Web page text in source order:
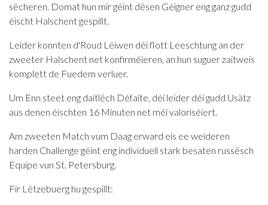
sëcheren. Domat hun mir géint dësen Géigner eng ganz gudd
éischt Halschent gespillt.
Leider konnten d'Roud Léiwen déi flott Leeschtung an der
zweeter Halschent net konfirméieren, an hun suguer zaitweis
komplett de Fuedem verluer.
Um Enn steet eng daitlëch Défaite, déi leider déi gudd Usätz
aus denen éischten 16 Minuten net méi valoriséiert.
Am zweeten Match vum Daag erward eis ee weideren
harden Challenge géint eng individuell stark besaten russësch
Equipe vun St. Petersburg.
Fir Lëtzebuerg hu gespillt: